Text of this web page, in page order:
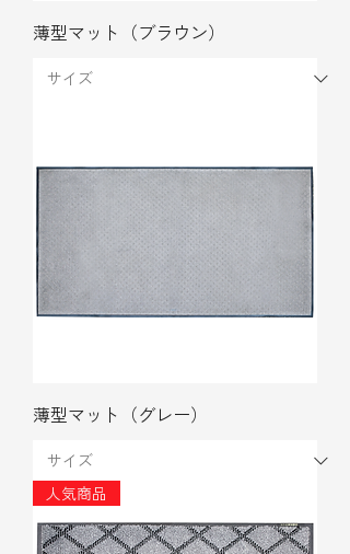
薄型マット（ブラウン）
薄型マット（グレー）
人気商品